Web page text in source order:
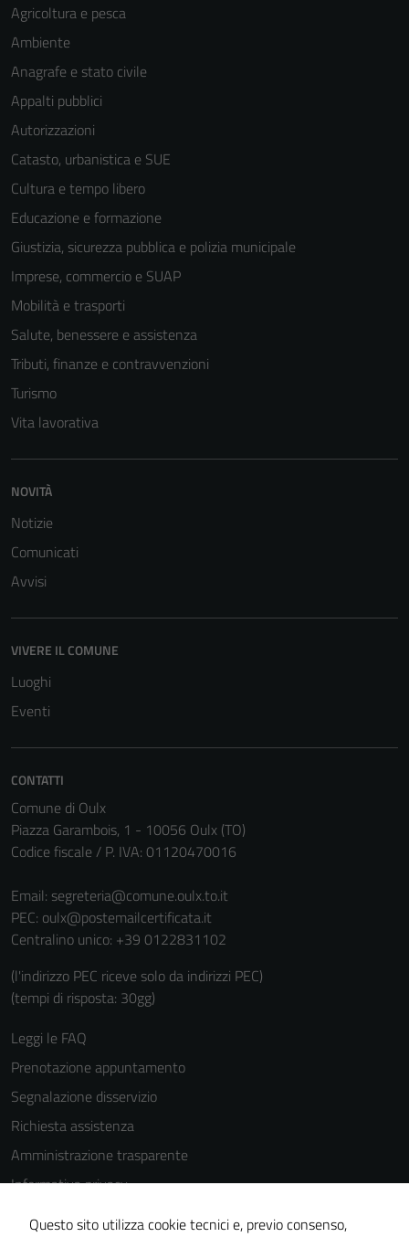
Agricoltura e pesca
Ambiente
Anagrafe e stato civile
Appalti pubblici
Autorizzazioni
Catasto, urbanistica e SUE
Cultura e tempo libero
Educazione e formazione
Giustizia, sicurezza pubblica e polizia municipale
Imprese, commercio e SUAP
Mobilità e trasporti
Salute, benessere e assistenza
Tributi, finanze e contravvenzioni
Turismo
Vita lavorativa
NOVITÀ
Notizie
Comunicati
Avvisi
VIVERE IL COMUNE
Luoghi
Eventi
CONTATTI
Comune di Oulx
Piazza Garambois, 1 - 10056 Oulx (TO)
Codice fiscale / P. IVA: 01120470016
Email: segreteria@comune.oulx.to.it
PEC: oulx@postemailcertificata.it
Centralino unico: +39 0122831102
(l'indirizzo PEC riceve solo da indirizzi PEC)
(tempi di risposta: 30gg)
Leggi le FAQ
Prenotazione appuntamento
Segnalazione disservizio
Richiesta assistenza
Amministrazione trasparente
Informativa privacy
Cookie Policy
Questo sito utilizza cookie tecnici e, previo consenso,